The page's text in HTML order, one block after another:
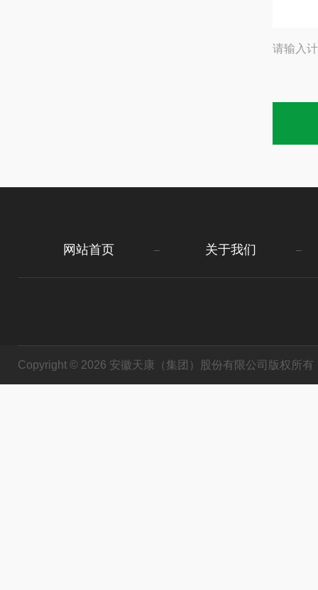
请输入
网站首页 关于我们
Copyright © 2026 安徽天康（集团）股份有限公司版权所有